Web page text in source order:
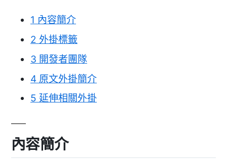
1 內容簡介
2 外掛標籤
3 開發者團隊
4 原文外掛簡介
5 延伸相關外掛
內容簡介